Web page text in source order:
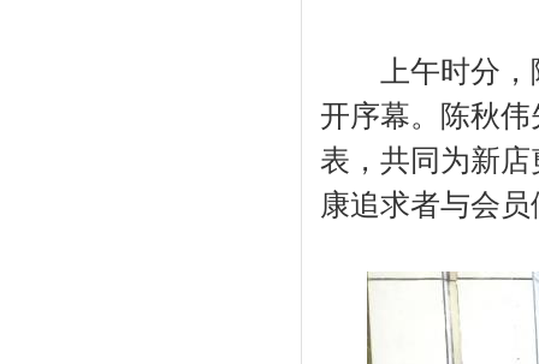
上午时分，随
开序幕。陈秋
表，共同为新
康追求者与会